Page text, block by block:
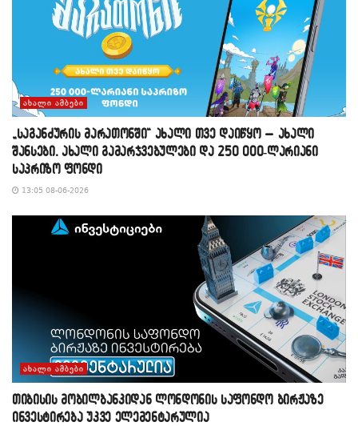
ᲐᲮᲐᲚᲘ ᲐᲛᲑᲔᲑᲘ
„საგანძურის მარათონში“ ახალი თვე დაიწყო – ახალი
შანსები, ახალი გამარჯვებულები და 250 000-ლარიანი
საპრიზო ფონდი
13:05 08-06-2026
ᲐᲮᲐᲚᲘ ᲐᲛᲑᲔᲑᲘ
თიბისის მობილბანკიდან ლონდონის საფონდო ბირჟაზე
ინვესტირება უკვე ელემენტარულია